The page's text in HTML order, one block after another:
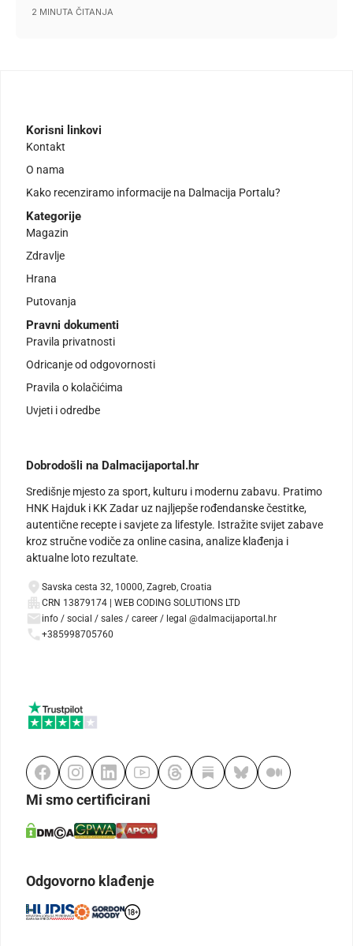
2 MINUTA ČITANJA
Korisni linkovi
Kontakt
O nama
Kako recenziramo informacije na Dalmacija Portalu?
Kategorije
Magazin
Zdravlje
Hrana
Putovanja
Pravni dokumenti
Pravila privatnosti
Odricanje od odgovornosti
Pravila o kolačićima
Uvjeti i odredbe
Dobrodošli na Dalmacijaportal.hr
Središnje mjesto za sport, kulturu i modernu zabavu. Pratimo
HNK Hajduk i KK Zadar uz najljepše rođendanske čestitke,
autentične recepte i savjete za lifestyle. Istražite svijet zabave
kroz stručne vodiče za online casina, analize klađenja i
aktualne loto rezultate.
Savska cesta 32, 10000, Zagreb, Croatia
CRN 13879174 | WEB CODING SOLUTIONS LTD
info / social / sales / career / legal @dalmacijaportal.hr
+385998705760
Mi smo certificirani
Odgovorno klađenje